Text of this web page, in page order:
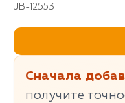
JB-12553
Сначала
получите